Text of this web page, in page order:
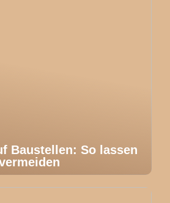
Baustellen: So lassen